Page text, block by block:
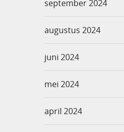
september 2024
augustus 2024
juni 2024
mei 2024
april 2024